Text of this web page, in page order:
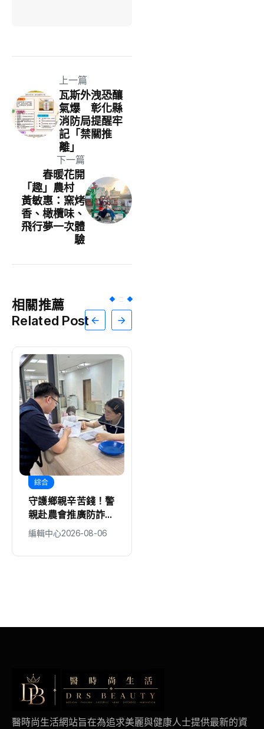
上一篇
瓦斯外洩恐釀
氣爆 彰化縣
消防局提醒牢
記「禁關推
離」
下一篇
春暖花開
「趣」農村
黃敏惠：窯烤
香、橄欖味、
飛行夢一次體
驗
相關推薦
Related Post
綜合
守護鄉親辛苦錢！警
親赴農會推廣防詐機
制
編輯中心2026-08-06
醫時尚生活網站旨在為追求美麗與健康人士提供最新的資